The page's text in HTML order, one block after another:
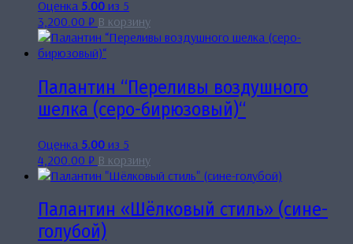
Оценка 5.00 из 5
3,200.00 ₽ В корзину
Палантин “Переливы воздушного
шелка (серо-бирюзовый)“
Оценка 5.00 из 5
4,200.00 ₽ В корзину
Палантин «Шёлковый стиль» (сине-
голубой)